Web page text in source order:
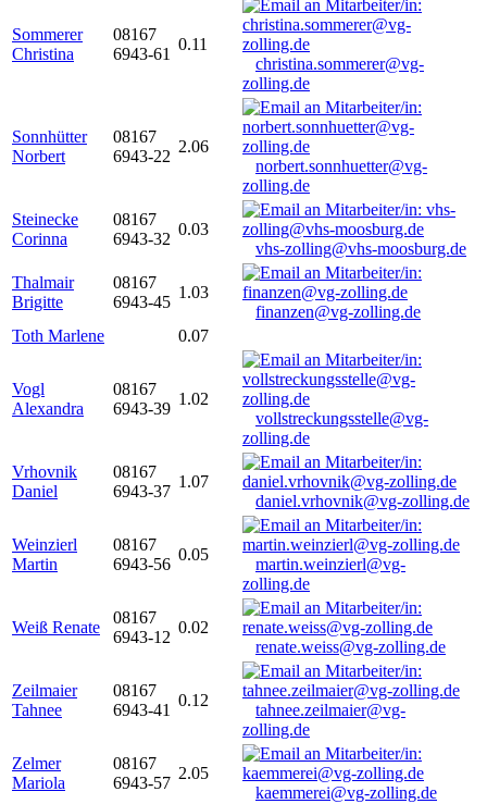
Sommerer
Christina
08167
6943-61
0.11
christina.sommerer@vg-
zolling.de
Sonnhütter
Norbert
08167
6943-22
2.06
norbert.sonnhuetter@vg-
zolling.de
Steinecke
Corinna
08167
6943-32
0.03
vhs-zolling@vhs-moosburg.de
Thalmair
Brigitte
08167
6943-45
1.03
finanzen@vg-zolling.de
Toth Marlene
0.07
Vogl
Alexandra
08167
6943-39
1.02
vollstreckungsstelle@vg-
zolling.de
Vrhovnik
Daniel
08167
6943-37
1.07
daniel.vrhovnik@vg-zolling.de
Weinzierl
Martin
08167
6943-56
0.05
martin.weinzierl@vg-
zolling.de
Weiß Renate
08167
6943-12
0.02
renate.weiss@vg-zolling.de
Zeilmaier
Tahnee
08167
6943-41
0.12
tahnee.zeilmaier@vg-
zolling.de
Zelmer
Mariola
08167
6943-57
2.05
kaemmerei@vg-zolling.de